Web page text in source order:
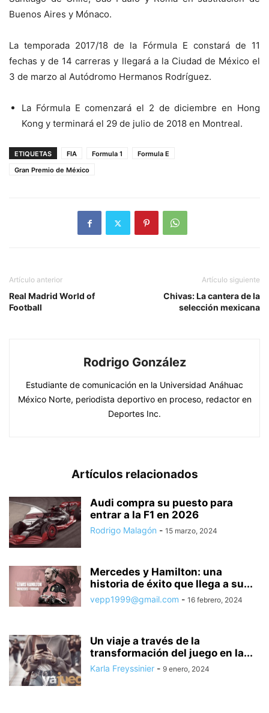
Buenos Aires y Mónaco.
La temporada 2017/18 de la Fórmula E constará de 11
fechas y de 14 carreras y llegará a la Ciudad de México el
3 de marzo al Autódromo Hermanos Rodríguez.
La Fórmula E comenzará el 2 de diciembre en Hong
Kong y terminará el 29 de julio de 2018 en Montreal.
ETIQUETAS FIA Formula 1
Formula E
Gran Premio de México
Artículo anterior
Real Madrid World of
Football
Artículo siguiente
Chivas: La cantera de la
selección mexicana
Rodrigo González
Estudiante de comunicación en la Universidad Anáhuac
México Norte, periodista deportivo en proceso, redactor en
Deportes Inc.
Artículos relacionados
Audi compra su puesto para
entrar a la F1 en 2026
Rodrigo Malagón - 15 marzo, 2024
Mercedes y Hamilton: una
historia de éxito que llega a su...
vepp1999@gmail.com - 16 febrero, 2024
Un viaje a través de la
transformación del juego en la...
Karla Freyssinier - 9 enero, 2024